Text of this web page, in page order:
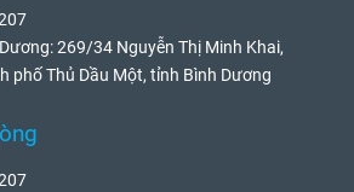
269/34 Nguyễn Thị Minh Khai,
phố Thủ Dầu Một, tỉnh Bình Dương